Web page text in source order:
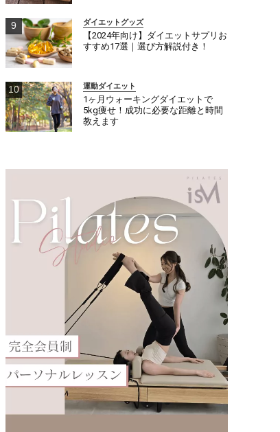
ダイエットグッズ
【2024年向け】ダイエットサプリお
すすめ17選｜選び方解説付き！
運動ダイエット
1ヶ月ウォーキングダイエットで
5kg痩せ！成功に必要な距離と時間
教えます